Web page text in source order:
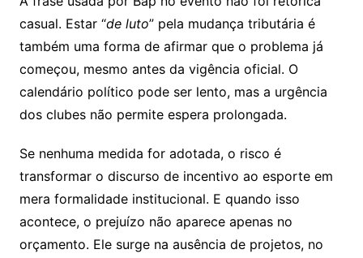
casual. Estar “de luto” pela mudança tributária é
também uma forma de afirmar que o problema já
começou, mesmo antes da vigência oficial. O
calendário político pode ser lento, mas a urgência
dos clubes não permite espera prolongada.
Se nenhuma medida for adotada, o risco é
transformar o discurso de incentivo ao esporte em
mera formalidade institucional. E quando isso
acontece, o prejuízo não aparece apenas no
orçamento. Ele surge na ausência de projetos, no